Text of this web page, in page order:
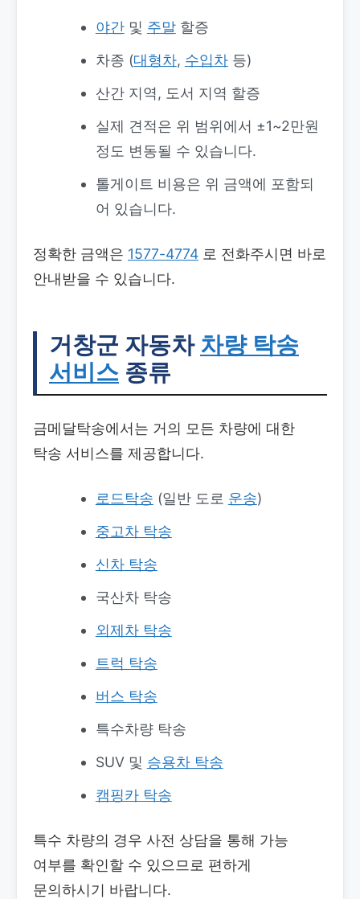
야간및 주말할증
차종 (대형차, 수입차등)
산간 지역, 도서 지역 할증
실제 견적은 위 범위에서 ±1~2만원
정도 변동될 수 있습니다.
톨게이트 비용은 위 금액에 포함되
어 있습니다.
정확한 금액은 1577-4774 로 전화주시면 바로
안내받을 수 있습니다.
거창군 자동차 차량 탁송
서비스 종류
금메달탁송에서는 거의 모든 차량에 대한
탁송 서비스를 제공합니다.
로드탁송 (일반 도로 운송)
중고차 탁송
신차 탁송
국산차 탁송
외제차 탁송
트럭 탁송
버스 탁송
특수차량 탁송
SUV 및 승용차 탁송
캠핑카 탁송
특수 차량의 경우 사전 상담을 통해 가능
여부를 확인할 수 있으므로 편하게
문의하시기 바랍니다.